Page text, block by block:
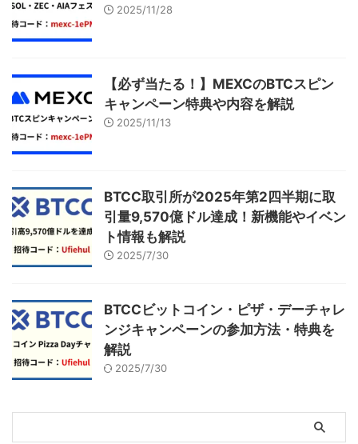
2025/11/28
【必ず当たる！】MEXCのBTCスピン
キャンペーン特典や内容を解説
2025/11/13
BTCC取引所が2025年第2四半期に取
引量9,570億ドル達成！新機能やイベン
ト情報も解説
2025/7/30
BTCCビットコイン・ピザ・デーチャレ
ンジキャンペーンの参加方法・特典を
解説
2025/7/30